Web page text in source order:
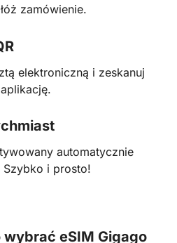
zamówienie.
elektroniczną i zeskanuj
automatycznie
i prosto!
eSIM Gigago